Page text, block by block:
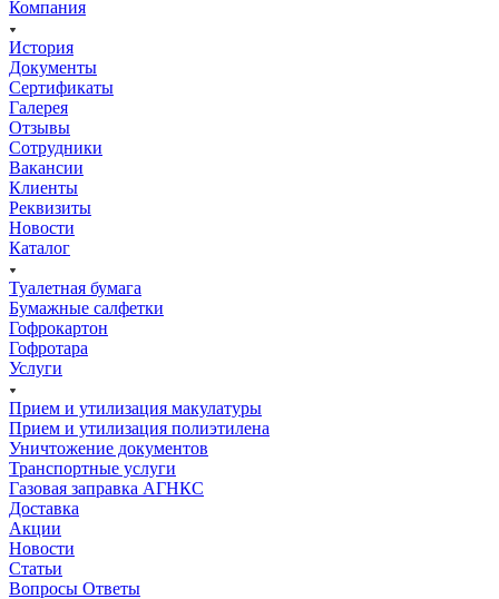
Компания
История
Документы
Сертификаты
Галерея
Отзывы
Сотрудники
Вакансии
Клиенты
Реквизиты
Новости
Каталог
Туалетная бумага
Бумажные салфетки
Гофрокартон
Гофротара
Услуги
Прием и утилизация макулатуры
Прием и утилизация полиэтилена
Уничтожение документов
Транспортные услуги
Газовая заправка АГНКС
Доставка
Акции
Новости
Статьи
Вопросы Ответы